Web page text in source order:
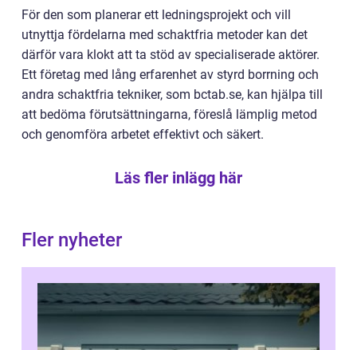
För den som planerar ett ledningsprojekt och vill
utnyttja fördelarna med schaktfria metoder kan det
därför vara klokt att ta stöd av specialiserade aktörer.
Ett företag med lång erfarenhet av styrd borrning och
andra schaktfria tekniker, som bctab.se, kan hjälpa till
att bedöma förutsättningarna, föreslå lämplig metod
och genomföra arbetet effektivt och säkert.
Läs fler inlägg här
Fler nyheter